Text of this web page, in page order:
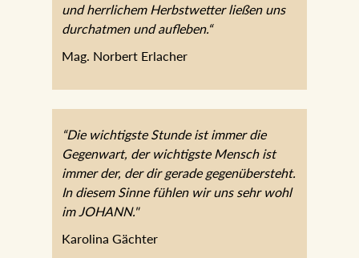
der Hotelküche, sehr aufmerksames
Service und herrlichem Herbstwetter
“Die wichtigste Stunde ist immer die
Gegenwart, der wichtigste Mensch ist
immer der, der dir gerade
gegenübersteht. In diesem Sinne fühlen
wir uns sehr wohl im JOHANN."